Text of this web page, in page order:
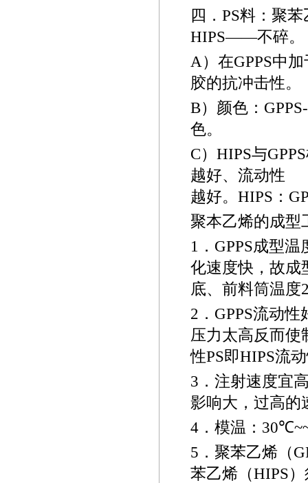
四． PS料：聚苯
HIPS——不碎。
A）在GPPS中加
胶的抗冲击性。
B）颜色：
色。
C） HIPS与GPPS
越好、流动性
越好。 HIPS ：
聚本乙烯的成型
1 ． GPPS成型温
化速度快，故成
底、前料筒温度
2 ． GPPS流动性
压力太高反而
性PS即HIPS流
3 ．注射速度宜
影响大，过高的
4 ．模温： 30℃
5 ．聚苯乙烯（
苯乙烯（HIPS